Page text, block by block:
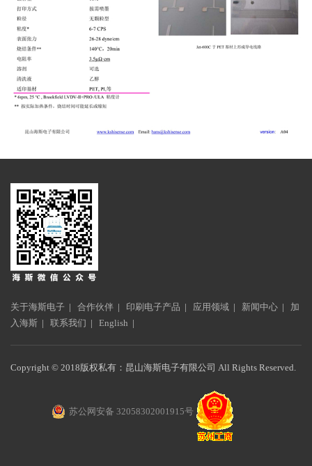
关于海斯电子 | 合作伙伴 | 印刷电子产品 | 应用领域 | 新闻中心 | 加
入海斯 | 联系我们 | English |
Copyright © 2018版权私有：昆山海斯电子有限公司 All Rights Reserved.
苏公网安备 32058302001915号